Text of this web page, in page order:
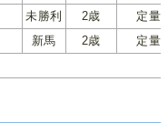
未勝利 2歳
定量
新馬 2歳 定量